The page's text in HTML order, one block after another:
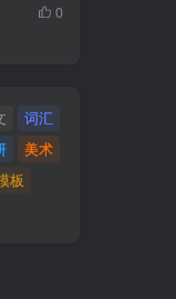
0
词汇
美术
板